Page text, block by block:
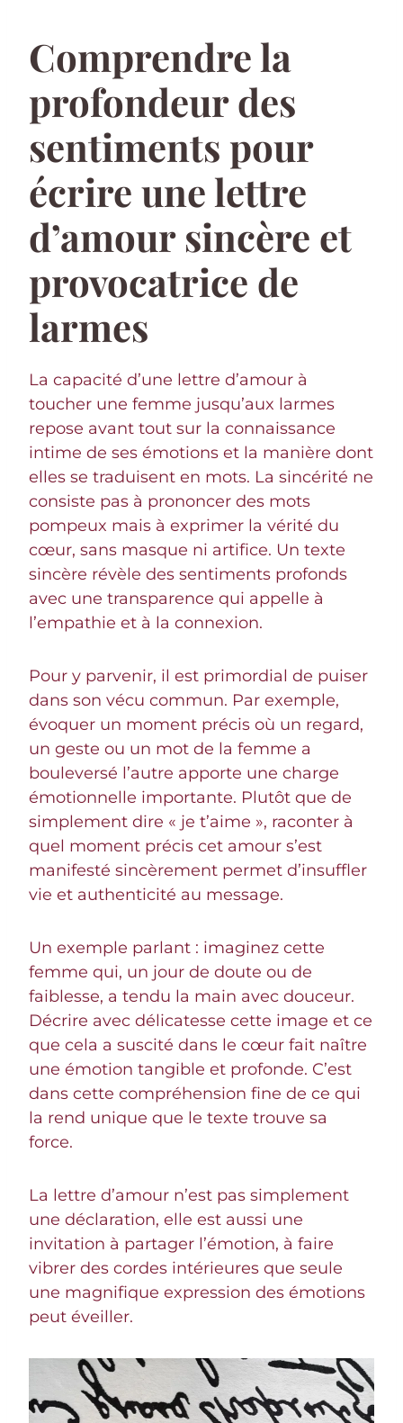
Comprendre la
profondeur des
sentiments pour
écrire une lettre
d’amour sincère et
provocatrice de
larmes
La capacité d’une lettre d’amour à
toucher une femme jusqu’aux larmes
repose avant tout sur la connaissance
intime de ses émotions et la manière dont
elles se traduisent en mots. La sincérité ne
consiste pas à prononcer des mots
pompeux mais à exprimer la vérité du
cœur, sans masque ni artifice. Un texte
sincère révèle des sentiments profonds
avec une transparence qui appelle à
l’empathie et à la connexion.
Pour y parvenir, il est primordial de puiser
dans son vécu commun. Par exemple,
évoquer un moment précis où un regard,
un geste ou un mot de la femme a
bouleversé l’autre apporte une charge
émotionnelle importante. Plutôt que de
simplement dire « je t’aime », raconter à
quel moment précis cet amour s’est
manifesté sincèrement permet d’insuffler
vie et authenticité au message.
Un exemple parlant : imaginez cette
femme qui, un jour de doute ou de
faiblesse, a tendu la main avec douceur.
Décrire avec délicatesse cette image et ce
que cela a suscité dans le cœur fait naître
une émotion tangible et profonde. C’est
dans cette compréhension fine de ce qui
la rend unique que le texte trouve sa
force.
La lettre d’amour n’est pas simplement
une déclaration, elle est aussi une
invitation à partager l’émotion, à faire
vibrer des cordes intérieures que seule
une magnifique expression des émotions
peut éveiller.